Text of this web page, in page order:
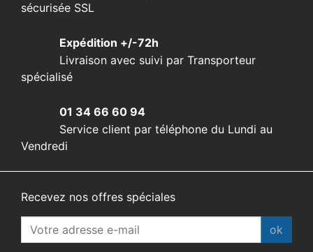
sécurisée SSL
Expédition +/-72h
Livraison avec suivi par Transporteur
spécialisé
01 34 66 60 94
Service client par téléphone du Lundi au
Vendredi
Recevez nos offres spéciales
ok